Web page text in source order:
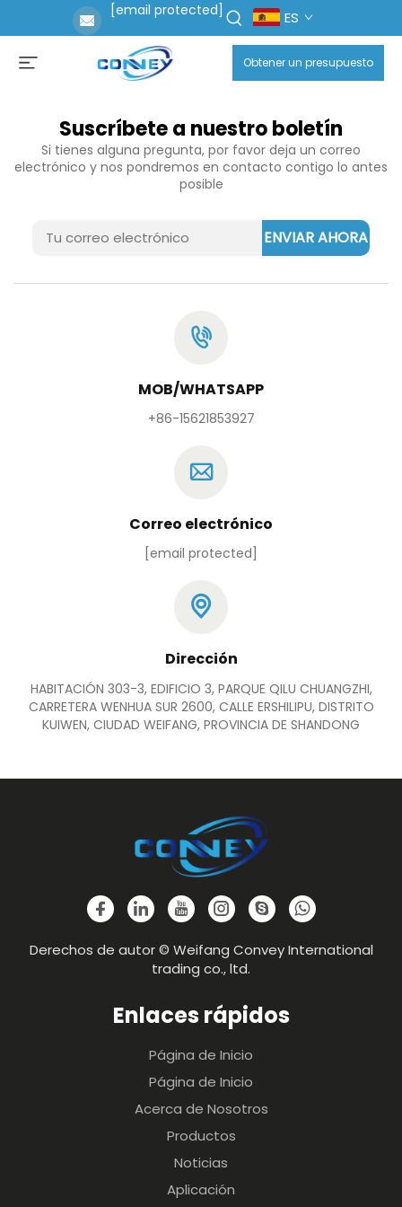
[email protected] ES
Obtener un presupuesto
Suscríbete a nuestro boletín
Si tienes alguna pregunta, por favor deja un correo
electrónico y nos pondremos en contacto contigo lo antes
posible
ENVIAR AHORA
MOB/WHATSAPP
+86-15621853927
Correo electrónico
[email protected]
Dirección
HABITACIÓN 303-3, EDIFICIO 3, PARQUE QILU CHUANGZHI,
CARRETERA WENHUA SUR 2600, CALLE ERSHILIPU, DISTRITO
KUIWEN, CIUDAD WEIFANG, PROVINCIA DE SHANDONG
Derechos de autor © Weifang Convey International
trading co., ltd.
Enlaces rápidos
Página de Inicio
Página de Inicio
Acerca de Nosotros
Productos
Noticias
Aplicación